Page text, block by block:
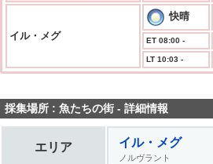
イル・メグ
快晴
ET 08:00 -
LT 10:03 -
採集場所 : 魚たちの街 - 詳細情報
エリア イル・メグ
ノルヴラント